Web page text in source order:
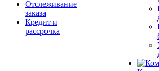
Отслеживание
заказа
Кредит и
рассрочка